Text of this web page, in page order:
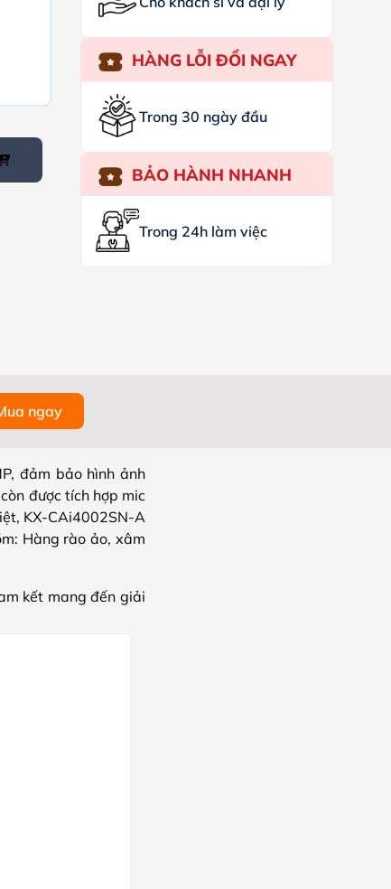
HÀNG LỖI ĐỔI NGAY
Trong 30 ngày đầu
BẢO HÀNH NHANH
Trong 24h làm việc
ngay
đảm bảo hình ảnh
được tích hợp mic
KX-CAi4002SN-A
Hàng rào ảo, xâm
kết mang đến giải